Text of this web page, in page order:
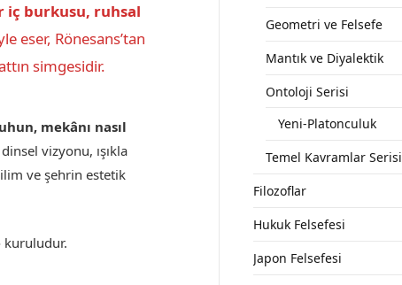
iç burkusu, ruhsal
eser, Rönesans’tan
simgesidir.
mekânı nasıl
dinsel vizyonu, ışıkla
ve şehrin estetik
kuruludur.
Geometri ve Felsefe
Mantık ve Diyalektik
Ontoloji Serisi
Yeni-Platonculuk
Temel Kavramlar Serisi
Filozoflar
Hukuk Felsefesi
Japon Felsefesi